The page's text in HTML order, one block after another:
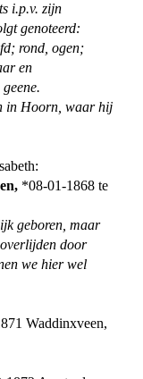
i.p.v. zijn
genoteerd:
rond, ogen;
en
in Hoorn, waar hij
*08-01-1868 te
geboren, maar
door
we hier wel
Waddinxveen,